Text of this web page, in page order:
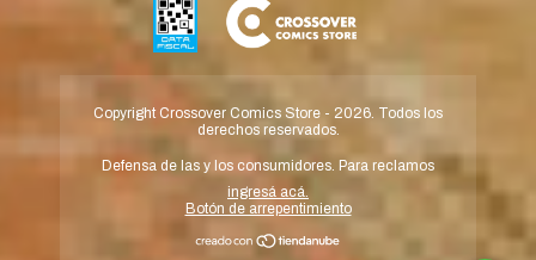
Copyright Crossover Comics Store - 2026. Todos los
derechos reservados.
Defensa de las y los consumidores. Para reclamos
ingresá acá.
Botón de arrepentimiento